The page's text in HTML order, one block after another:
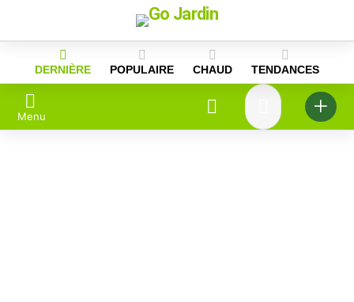
content
DERNIÈRE POPULAIRE CHAUD TENDANCES
Menu